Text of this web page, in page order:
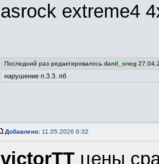
asrock extreme4
Последний раз редактировалось danil_sneg
нарушение п.3.3. пб
Добавлено: 11.05.2026 6:32
victorTT цены